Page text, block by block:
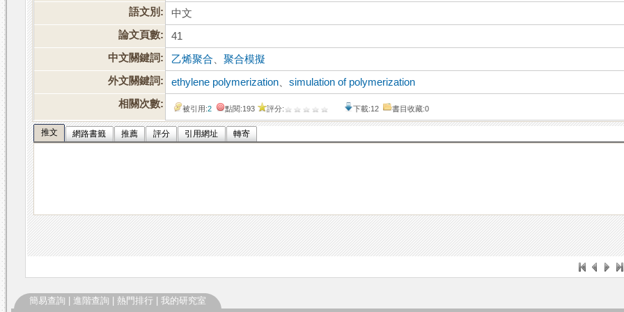
語文別:
中文
論文頁數:
41
中文關鍵詞:
乙烯聚合 、聚合模擬
外文關鍵詞:
ethylene polymerization 、simulation of polymerization
相關次數:
被引用:2 點閱:193 評分: 下載:12 書目收藏:0
推文 網路書籤 推薦 評分 引用網址 轉寄
簡易查詢 進階查詢 熱門排行 我的研究室